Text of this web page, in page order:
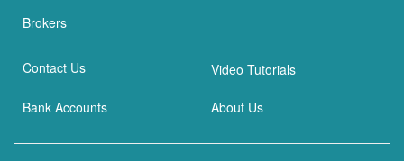
Brokers
Contact Us Video Tutorials
Bank Accounts About Us